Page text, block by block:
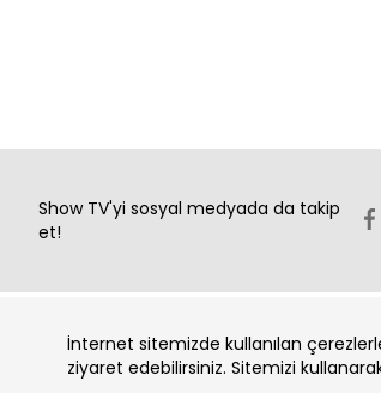
İnternet sitemizde kullanılan
ziyaret edebilirsiniz. Sitemizi
Show TV'yi sosyal medyada da takip
et!
Copyright 2026 Show Televizyon